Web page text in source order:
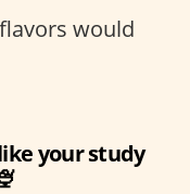
would
your study